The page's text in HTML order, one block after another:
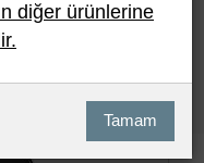
İncelenen
diğer ürünlerine
Tamam